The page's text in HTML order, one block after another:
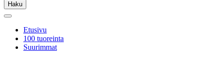
Haku
Etusivu
100 tuoreinta
Suurimmat